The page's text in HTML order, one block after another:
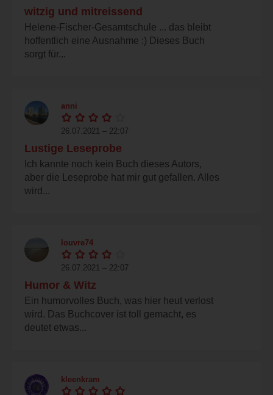
witzig und mitreissend
Helene-Fischer-Gesamtschule ... das bleibt
hoffentlich eine Ausnahme :) Dieses Buch
sorgt für...
anni
26.07.2021 – 22:07
Lustige Leseprobe
Ich kannte noch kein Buch dieses Autors,
aber die Leseprobe hat mir gut gefallen. Alles
wird...
louvre74
26.07.2021 – 22:07
Humor & Witz
Ein humorvolles Buch, was hier heut verlost
wird. Das Buchcover ist toll gemacht, es
deutet etwas...
kleenkram